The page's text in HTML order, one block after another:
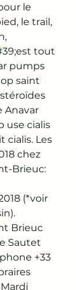
le
le trail,
tout
pumps
saint
Anavar
use cialis
cialis. Les
chez
Brieuc:
(*voir
Brieuc
Sautet
+33